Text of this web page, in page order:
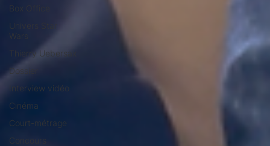
Box Office
Univers Star
Wars
Thierry Uebersax
Dossier
Interview vidéo
Cinéma
Court-métrage
Concours